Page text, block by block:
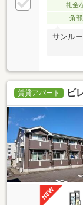
礼金
角
サンル
賃貸アパート ビ